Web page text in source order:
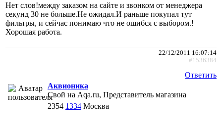
Нет слов!между заказом на сайте и звонком от менеджера
секунд 30 не больше.Не ожидал.И раньше покупал тут
фильтры, и сейчас понимаю что не ошибся с выбором.!
Хорошая работа.
22/12/2011 16:07:14
#1536384
Ответить
Аквионика
Свой на Aqa.ru, Представитель магазина
2354 1334 Москва